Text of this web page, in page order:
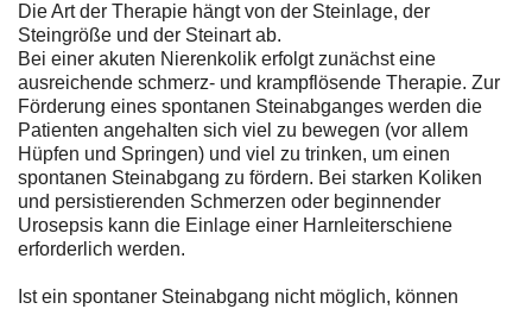
Die Art der Therapie hängt von der Steinlage, der
Steingröße und der Steinart ab.
Bei einer akuten Nierenkolik erfolgt zunächst eine
ausreichende schmerz- und krampflösende Therapie. Zur
Förderung eines spontanen Steinabganges werden die
Patienten angehalten sich viel zu bewegen (vor allem
Hüpfen und Springen) und viel zu trinken, um einen
spontanen Steinabgang zu fördern. Bei starken Koliken
und persistierenden Schmerzen oder beginnender
Urosepsis kann die Einlage einer Harnleiterschiene
erforderlich werden.
Ist ein spontaner Steinabgang nicht möglich, können